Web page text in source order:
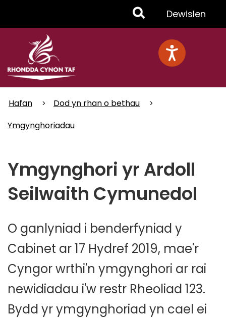
Toggle
Menu
Dewislen
Hafan
Dod yn rhan o bethau
Ymgynghoriadau
Ymgynghori yr Ardoll
Seilwaith Cymunedol
O ganlyniad i benderfyniad y
Cabinet ar 17 Hydref 2019, mae'r
Cyngor wrthi'n ymgynghori ar rai
newidiadau i'w restr Rheoliad 123.
Bydd yr ymgynghoriad yn cael ei